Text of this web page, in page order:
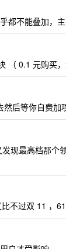
都不能叠加，
（ 0.1 元购买
后等你自费加
现最高档那个
不过双 11 ，